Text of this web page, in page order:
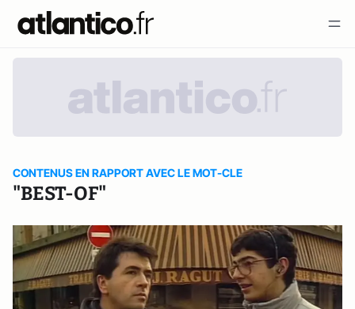
CONTENUS EN RAPPORT AVEC LE MOT-CLE
"BEST-OF"